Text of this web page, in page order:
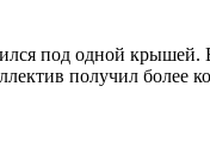
под одной крышей.
получил более